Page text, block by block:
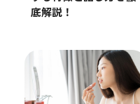
底解説！